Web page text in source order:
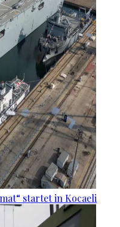
startet in Kocaeli